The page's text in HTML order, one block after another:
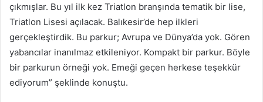
çıkmışlar. Bu yıl ilk kez Triatlon branşında tematik bir lise,
Triatlon Lisesi açılacak. Balıkesir’de hep ilkleri
gerçekleştirdik. Bu parkur; Avrupa ve Dünya’da yok. Gören
yabancılar inanılmaz etkileniyor. Kompakt bir parkur. Böyle
bir parkurun örneği yok. Emeği geçen herkese teşekkür
ediyorum” şeklinde konuştu.